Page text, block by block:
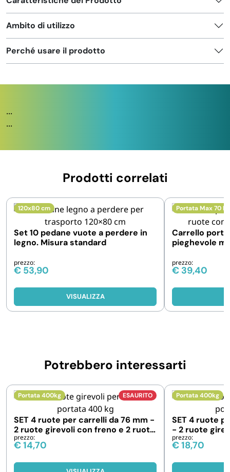
Ambito di utilizzo
Perché usare il prodotto
...
...
Prodotti correlati
120x80 cm
Set 10 pedane vuote a perdere in
legno. Misura standard
prezzo:
€ 53,90
VISUALIZZA
Portata Max 70 Kg
Carrello
pieghevole
prezzo:
€ 39,40
Potrebbero interessarti
ESAURITO
Portata 400kg
SET 4 ruote per carrelli da 76 mm -
2 ruote girevoli con freno e 2 ruote
senza
prezzo:
€14,70
Portata 400kg
SET 4 ruote
- 2 ruote
ruote fisse
prezzo:
€18,70